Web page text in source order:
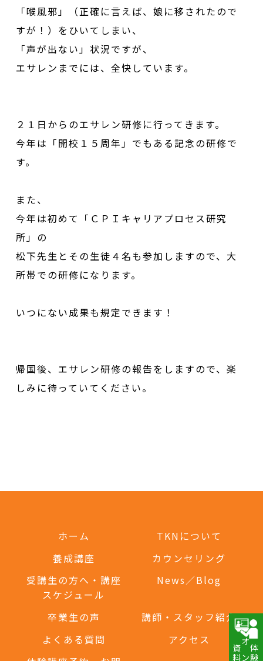
「喉風邪」（正確に言えば、娘に移されたので
すが！）をひいてしまい、
「声が出ない」状況ですが、
エサレンまでには、全快しています。
２１日からのエサレン研修に行ってきます。
今年は「開校１５周年」でもある記念の研修で
す。
また、
今年は初めて「ＣＰＩキャリアプロセス研究
所」の
松下先生とその生徒４名も参加しますので、大
所帯での研修になります。
いつにない成果も規定できます！
帰国後、エサレン研修の報告をしますので、楽
しみに待っていてください。
ホーム
TKNについて
養成講座
カウンセリング
受講生の方へ・講座
スケジュール
News／Blog
卒業生の声
講師・スタッフ紹介
よくある質問
アクセス